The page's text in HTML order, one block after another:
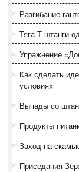
Разгибание
Тяга Т-штанги
Упражнение
Как сделать
условиях
Выпады со
Продукты
Заход на
Приседания